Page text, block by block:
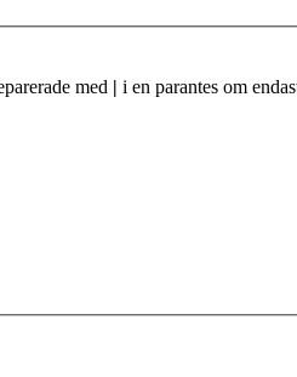
med | i en parantes om